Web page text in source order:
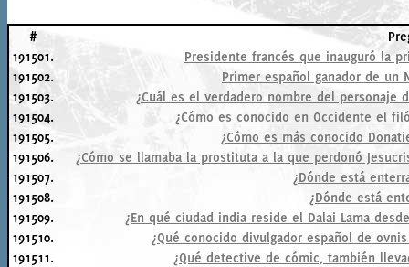
#
191501.
Presidente francés que inauguró la
191502.
Primer español ganador de
191503.
¿Cuál es el verdadero nombre del personaje
191504.
¿Cómo es conocido en Occidente el
191505.
¿Cómo es más conocido
191506.
¿Cómo se llamaba la prostituta a la que perdonó
191507.
¿Dónde está
191508.
¿Dónde está
191509.
¿En qué ciudad india reside el Dalai Lama
191510.
¿Qué conocido divulgador español de
191511.
¿Qué detective de cómic, también